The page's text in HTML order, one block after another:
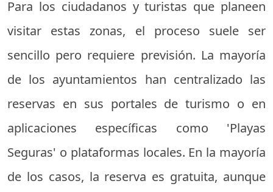
Para los ciudadanos y turistas que planeen
visitar estas zonas, el proceso suele ser
sencillo pero requiere previsión. La mayoría
de los ayuntamientos han centralizado las
reservas en sus portales de turismo o en
aplicaciones específicas como 'Playas
Seguras' o plataformas locales. En la mayoría
de los casos, la reserva es gratuita, aunque